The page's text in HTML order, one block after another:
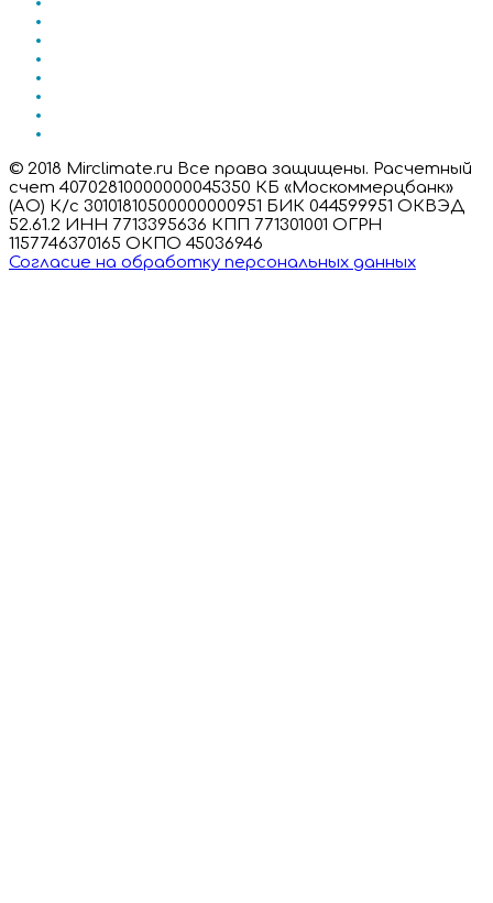
© 2018 Mirclimate.ru Все права защищены. Расчетный
счет 40702810000000045350 КБ «Москоммерцбанк»
(АО) К/с 30101810500000000951 БИК 044599951 ОКВЭД
52.61.2 ИНН 7713395636 КПП 771301001 ОГРН
1157746370165 ОКПО 45036946
Согласие на обработку персональных данных